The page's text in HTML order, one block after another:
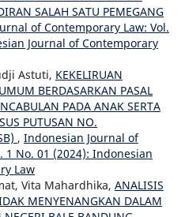
SALAH SATU PEMEGANG
of Contemporary Law: Vol.
Journal of Contemporary
Astuti, KEKELIRUAN
BERDASARKAN PASAL
PADA ANAK SERTA
PUTUSAN NO.
, Indonesian Journal of
1 No. 01 (2024): Indonesian
Law
Vita Mahardhika, ANALISIS
MENYENANGKAN DALAM